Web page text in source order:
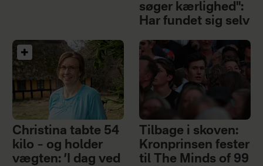
søger kærlighed":
Har fundet sig selv
Christina tabte 54
kilo – og holder
vægten: ’I dag ved
Tilbage i skoven:
Kronprinsen fester
til The Minds of 99